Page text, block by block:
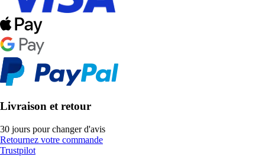
Livraison et retour
30 jours pour changer d'avis
Retournez votre commande
Trustpilot